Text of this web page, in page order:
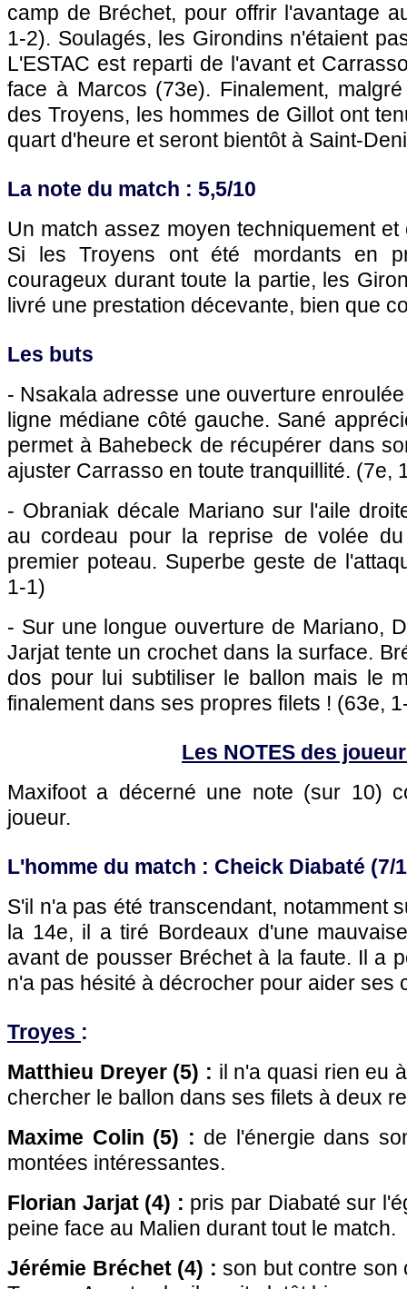
camp de Bréchet, pour offrir l'avantage
1-2). Soulagés, les Girondins n'étaient
L'ESTAC est reparti de l'avant et
face à Marcos (73e). Finalement,
des Troyens, les hommes de Gillot ont
quart d'heure et seront bientôt à Saint-
La note du match : 5,5/10
Un match assez moyen techniquement
Si les Troyens ont été mordants en
courageux durant toute la partie, les
livré une prestation décevante, bien que
Les buts
- Nsakala adresse une ouverture
ligne médiane côté gauche. Sané
permet à Bahebeck de récupérer dans
ajuster Carrasso en toute tranquillité. (7e,
- Obraniak décale Mariano sur l'aile
au cordeau pour la reprise de volée
premier poteau. Superbe geste de
1-1)
- Sur une longue ouverture de Mariano,
Jarjat tente un crochet dans la surface.
dos pour lui subtiliser le ballon mais le
finalement dans ses propres filets ! (63e,
Les NOTES des
Maxifoot a décerné une note (sur 10)
joueur.
L'homme du match : Cheick Diabaté (7/
S'il n'a pas été transcendant, notamment
la 14e, il a tiré Bordeaux d'une
avant de pousser Bréchet à la faute. Il a
n'a pas hésité à décrocher pour aider ses
Troyes :
Matthieu Dreyer (5) : il n'a quasi rien eu
chercher le ballon dans ses filets à deux
Maxime Colin (5) : de l'énergie dans
montées intéressantes.
Florian Jarjat (4) : pris par Diabaté sur
peine face au Malien durant tout le match.
Jérémie Bréchet (4) : son but contre son